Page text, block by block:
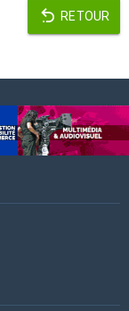
RETOUR